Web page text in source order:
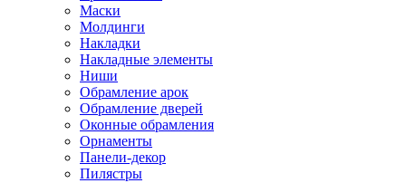
Маски
Молдинги
Накладки
Накладные элементы
Ниши
Обрамление арок
Обрамление дверей
Оконные обрамления
Орнаменты
Панели-декор
Пилястры